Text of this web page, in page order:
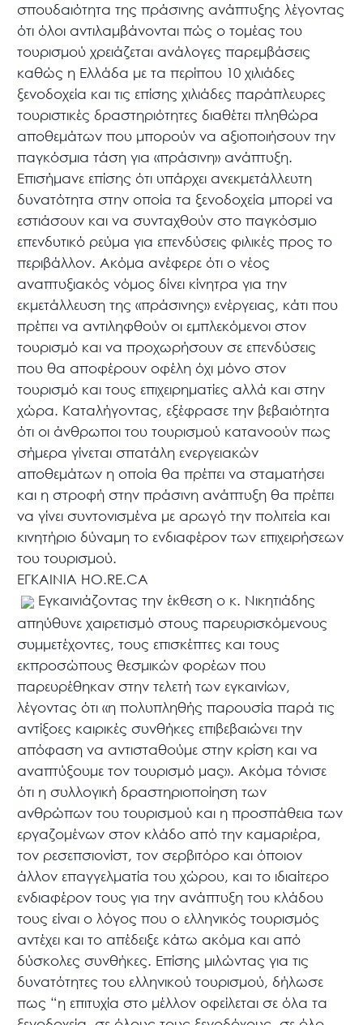
σπουδαιότητα της πράσινης ανάπτυξης λέγοντας
ότι όλοι αντιλαμβάνονται πώς ο τομέας του
τουρισμού χρειάζεται ανάλογες παρεμβάσεις
καθώς η Ελλάδα με τα περίπου 10 χιλιάδες
ξενοδοχεία και τις επίσης χιλιάδες παράπλευρες
τουριστικές δραστηριότητες διαθέτει πληθώρα
αποθεμάτων που μπορούν να αξιοποιήσουν την
παγκόσμια τάση για «πράσινη» ανάπτυξη.
Επισήμανε επίσης ότι υπάρχει ανεκμετάλλευτη
δυνατότητα στην οποία τα ξενοδοχεία μπορεί να
εστιάσουν και να συνταχθούν στο παγκόσμιο
επενδυτικό ρεύμα για επενδύσεις φιλικές προς το
περιβάλλον. Ακόμα ανέφερε ότι ο νέος
αναπτυξιακός νόμος δίνει κίνητρα για την
εκμετάλλευση της «πράσινης» ενέργειας, κάτι που
πρέπει να αντιληφθούν οι εμπλεκόμενοι στον
τουρισμό και να προχωρήσουν σε επενδύσεις
που θα αποφέρουν οφέλη όχι μόνο στον
τουρισμό και τους επιχειρηματίες αλλά και στην
χώρα. Καταλήγοντας, εξέφρασε την βεβαιότητα
ότι οι άνθρωποι του τουρισμού κατανοούν πως
σήμερα γίνεται σπατάλη ενεργειακών
αποθεμάτων η οποία θα πρέπει να σταματήσει
και η στροφή στην πράσινη ανάπτυξη θα πρέπει
να γίνει συντονισμένα με αρωγό την πολιτεία και
κινητήριο δύναμη το ενδιαφέρον των επιχειρήσεων
του τουρισμού.
ΕΓΚΑΙΝΙΑ HO.RE.CA
Εγκαινιάζοντας την έκθεση ο κ. Νικητιάδης
απηύθυνε χαιρετισμό στους παρευρισκόμενους
συμμετέχοντες, τους επισκέπτες και τους
εκπροσώπους θεσμικών φορέων που
παρευρέθηκαν στην τελετή των εγκαινίων,
λέγοντας ότι «η πολυπληθής παρουσία παρά τις
αντίξοες καιρικές συνθήκες επιβεβαιώνει την
απόφαση να αντισταθούμε στην κρίση και να
αναπτύξουμε τον τουρισμό μας». Ακόμα τόνισε
ότι η συλλογική δραστηριοποίηση των
ανθρώπων του τουρισμού και η προσπάθεια των
εργαζομένων στον κλάδο από την καμαριέρα,
τον ρεσεπσιονίστ, τον σερβιτόρο και όποιον
άλλον επαγγελματία του χώρου, και το ιδιαίτερο
ενδιαφέρον τους για την ανάπτυξη του κλάδου
τους είναι ο λόγος που ο ελληνικός τουρισμός
αντέχει και το απέδειξε κάτω ακόμα και από
δύσκολες συνθήκες. Επίσης μιλώντας για τις
δυνατότητες του ελληνικού τουρισμού, δήλωσε
πως “η επιτυχία στο μέλλον οφείλεται σε όλα τα